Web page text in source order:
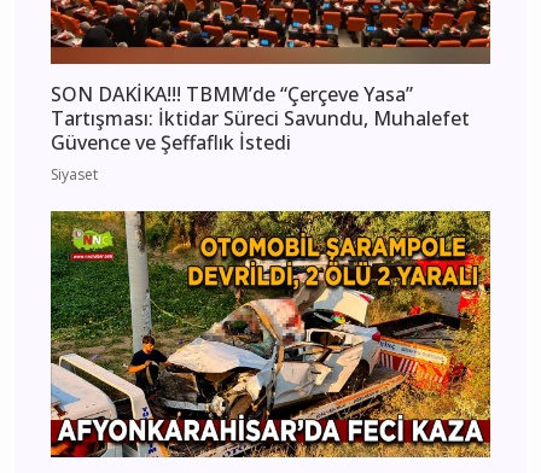
SON DAKİKA!!! TBMM’de “Çerçeve Yasa”
Tartışması: İktidar Süreci Savundu, Muhalefet
Güvence ve Şeffaflık İstedi
Siyaset